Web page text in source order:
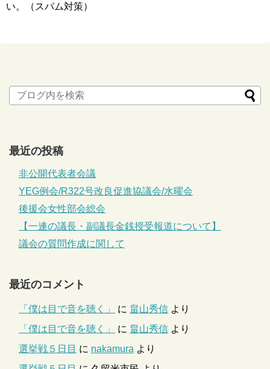
い。（スパム対策）
最近の投稿
非公開代表者会議
YEG例会/R322号改良促進協議会/水曜会
後援会女性部会総会
【一連の議長・副議長金銭授受報道について】
議会の質問作成に関して
最近のコメント
「僕は目で音を聴く」 に 畠山秀信 より
「僕は目で音を聴く」
に 畠山秀信 より
選挙戦５日目 に nakamura より